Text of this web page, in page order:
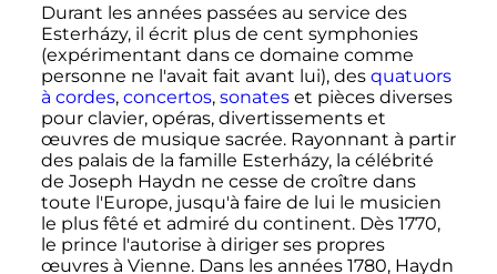
Durant les années passées au service des
Esterházy, il écrit plus de cent symphonies
(expérimentant dans ce domaine comme
personne ne l'avait fait avant lui), des quatuors
à cordes, concertos, sonateset pièces diverses
pour clavier, opéras, divertissements et
œuvres de musique sacrée. Rayonnant à partir
des palais de la famille Esterházy, la célébrité
de Joseph Haydn ne cesse de croître dans
toute l'Europe, jusqu'à faire de lui le musicien
le plus fêté et admiré du continent. Dès 1770,
le prince l'autorise à diriger ses propres
œuvres à Vienne. Dans les années 1780, Haydn